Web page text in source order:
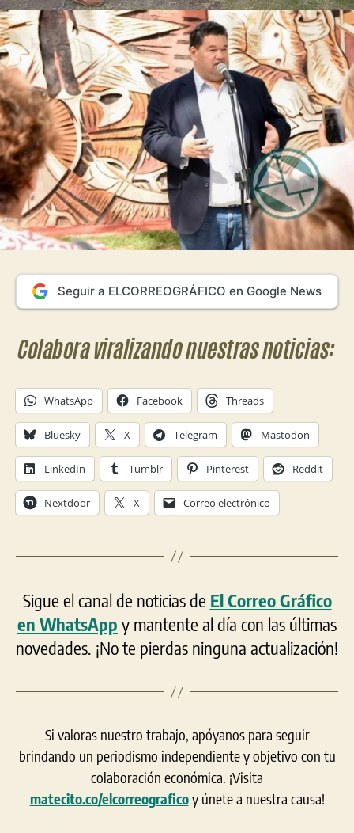
Seguir a ELCORREOGRÁFICO en Google News
Colabora viralizando nuestras noticias:
WhatsApp Facebook Threads
Bluesky X Telegram Mastodon
LinkedIn Tumblr Pinterest Reddit
Nextdoor X Correo electrónico
Sigue el canal de noticias de El Correo Gráfico
en WhatsApp y mantente al día con las últimas
novedades. ¡No te pierdas ninguna actualización!
Si valoras nuestro trabajo, apóyanos para seguir
brindando un periodismo independiente y objetivo con tu
colaboración económica. ¡Visita
matecito.co/elcorreograficoy únete a nuestra causa!